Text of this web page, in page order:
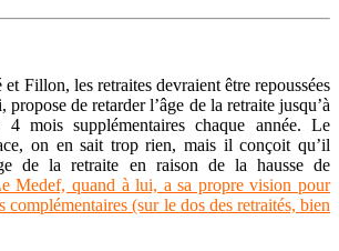
Fillon, les retraites devraient être repoussées
de retarder l’âge de la retraite jusqu’à
mois supplémentaires chaque année. Le
on en sait trop rien, mais il conçoit qu’il
de la retraite en raison de la hausse de
Medef, quand à lui, a sa propre vision pour
complémentaires(sur le dos des retraités, bien